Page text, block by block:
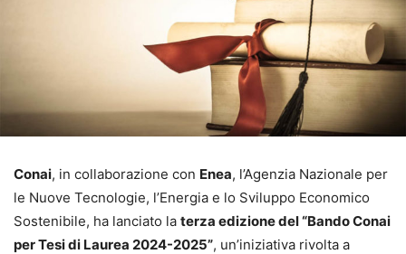
Conai, in collaborazione con Enea, l’Agenzia Nazionale per
le Nuove Tecnologie, l’Energia e lo Sviluppo Economico
Sostenibile, ha lanciato la terza edizione del “Bando Conai
per Tesi di Laurea 2024-2025”, un’iniziativa rivolta a